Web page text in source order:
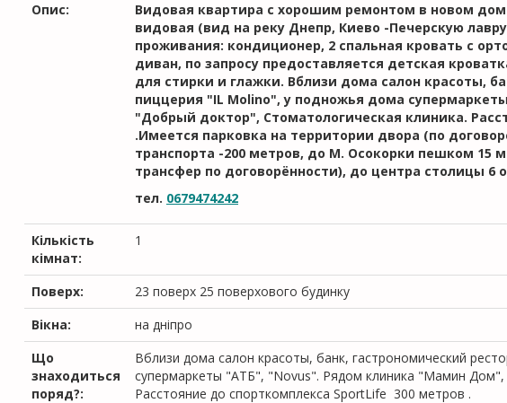
Опис:
Видовая квартира с хорошим ремонтом в новом
видовая (вид на реку Днепр, Киево -Печерскую
проживания: кондиционер, 2 спальная кровать с
диван, по запросу предоставляется детская
для стирки и глажки. Вблизи дома салон красоты,
пиццерия "IL Molino", у подножья дома
"Добрый доктор", Стоматологическая клиника.
.Имеется парковка на территории двора (по
транспорта -200 метров, до M. Осокорки пешком 15
трансфер по договорённости), до центра столицы 6
тел. 0679474242
Кількість
кімнат:
1
Поверх:
23 поверх 25 поверхового будинку
Вікна:
на дніпро
Що
знаходиться
поряд?:
Вблизи дома салон красоты, банк, гастрономический
супермаркеты "АТБ", "Novus". Рядом клиника "Мамин
Расстояние до спорткомплекса SportLife 300 метров .